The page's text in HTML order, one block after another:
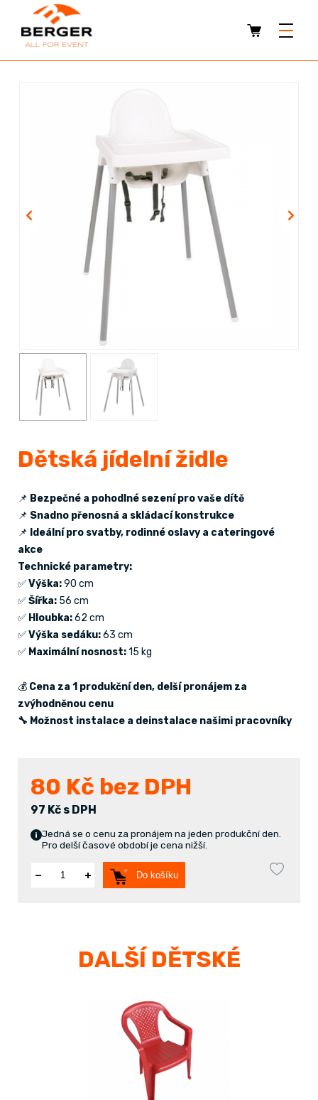
Dětská jídelní židle
📌 Bezpečné a pohodlné sezení pro vaše dítě
📌 Snadno přenosná a skládací konstrukce
📌 Ideální pro svatby, rodinné oslavy a cateringové
akce
Technické parametry:
✅Výška:90 cm
✅Šířka: 56 cm
✅ Hloubka:62 cm
✅Výška sedáku:63 cm
✅ Maximální nosnost:15 kg
💰 Cena za 1 produkční den, delší pronájem za
zvýhodněnou cenu
🔧 Možnost instalace a deinstalace našimi pracovníky
80 Kč bez DPH
97 Kč s DPH
Jedná se o cenu za pronájem na jeden produkční den.
Pro delší časové období je cena nižší.
Do košíku
DALŠÍ DĚTSKÉ